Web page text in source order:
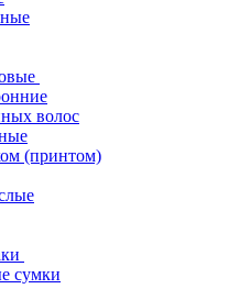
волос
(принтом)
сумки